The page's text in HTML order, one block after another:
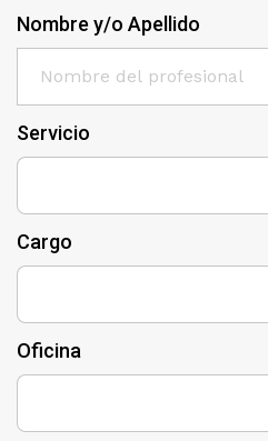
Nombre y/o Apellido
Servicio
Cargo
Oficina